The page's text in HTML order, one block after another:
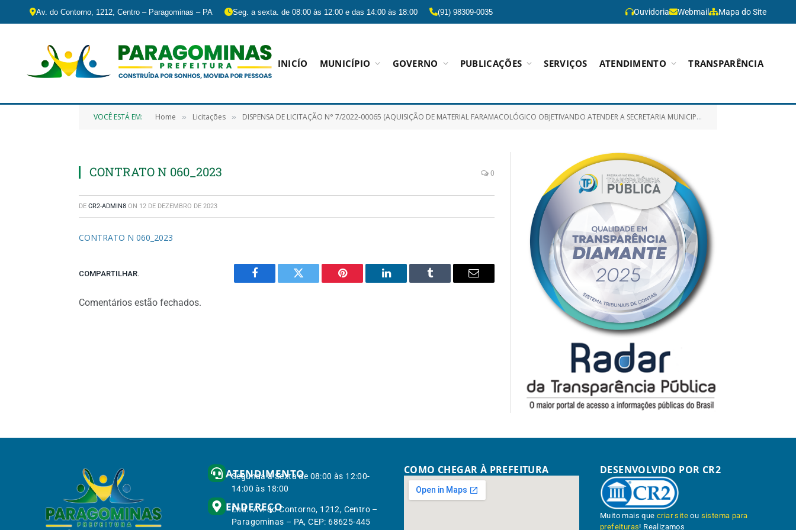
Av. do Contorno, 1212, Centro – Paragominas – PA Seg. a sexta. de 08:00 às 12:00 e das 14:00 às 18:00 (91) 98309-0035 Ouvidoria Webmail Mapa do Site
INICÍO MUNICÍPIO GOVERNO PUBLICAÇÕES SERVIÇOS ATENDIMENTO TRANSPARÊNCIA
VOCÊ ESTÁ EM: Home » Licitações » DISPENSA DE LICITAÇÃO N° 7/2022-00065 (AQUISIÇÃO DE MATERIAL FARAMACOLÓGICO OBJETIVANDO ATENDER A SECRETARIA MUNICIPAL DE SAÚDE E SEUS PROGRAMAS)
CONTRATO N 060_2023 0
DE CR2-ADMIN8 ON 12 DE DEZEMBRO DE 2023
CONTRATO N 060_2023
COMPARTILHAR.
Facebook Twitter Pinterest LinkedIn Tumblr Email
Comentários estão fechados.
ATENDIMENTO
Segunda à Sexta de 08:00 às 12:00-
14:00 às 18:00
ENDEREÇO
End.: Av. do Contorno, 1212, Centro –
Paragominas – PA, CEP: 68625-445
COMO CHEGAR À PREFEITURA DESENVOLVIDO POR CR2
Muito mais quecriar site ou sistema para
prefeituras! Realizamos